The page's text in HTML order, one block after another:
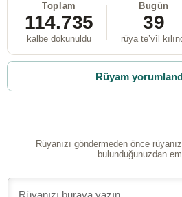
Toplam
114.735
kalbe dokunuldu
Bugün
39
rüya te’vîl
Rüyam
Rüyanızı göndermeden önce
bulunduğunuzdan